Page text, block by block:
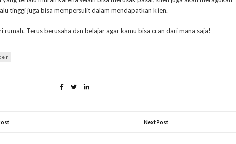
tinggi juga bisa mempersulit dalam mendapatkan klien.
rumah. Terus berusaha dan belajar agar kamu bisa cuan dari mana saja!
Next Post